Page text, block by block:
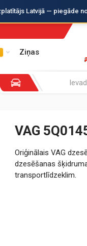
Latvijā — piegāde
Ziņas
VAG
Oriģinālais VAG
dzesēšanas
transportlīdzeklim.